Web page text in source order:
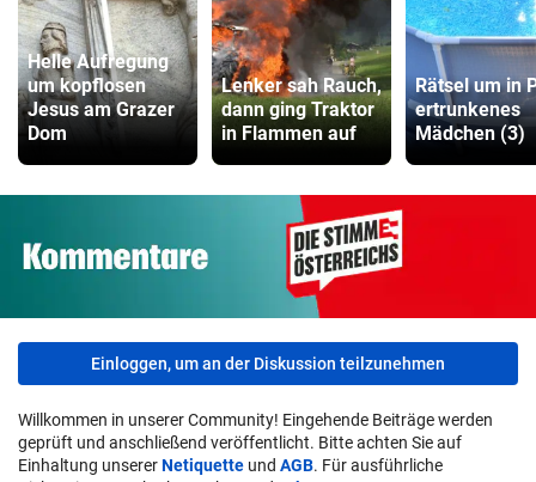
Helle Aufregung
um kopflosen
Jesus am Grazer
Dom
Lenker sah Rauch,
dann ging Traktor
in Flammen auf
Rätsel um in
ertrunkenes
Mädchen (3)
Einloggen, um an der Diskussion teilzunehmen
Willkommen in unserer Community! Eingehende Beiträge werden
geprüft und anschließend veröffentlicht. Bitte achten Sie auf
Einhaltung unsererNetiquette und AGB. Für ausführliche